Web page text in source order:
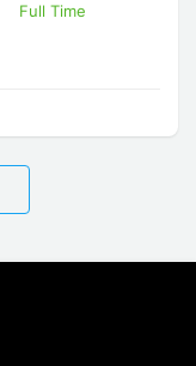
Full Time